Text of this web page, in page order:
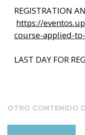
REGISTRATION
https://
course-applied-
LAST DAY FOR
OTRO CONTENIDO